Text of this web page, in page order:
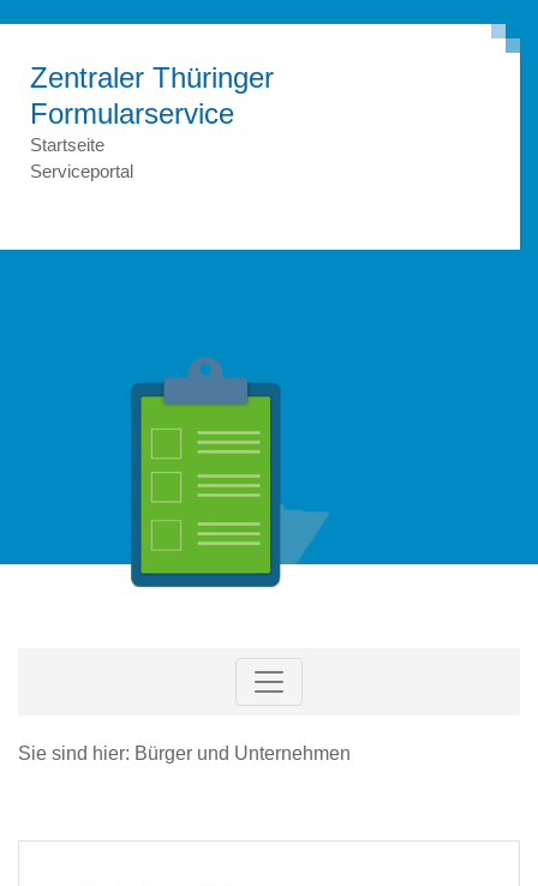
Zentraler Thüringer
Formular­service
Startseite
Serviceportal
Sie sind hier: Bürger und Unternehmen